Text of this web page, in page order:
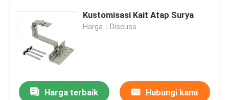
Kustomisasi Kait Atap Surya
Harga：Discuss
Harga terbaik Hubungi kami